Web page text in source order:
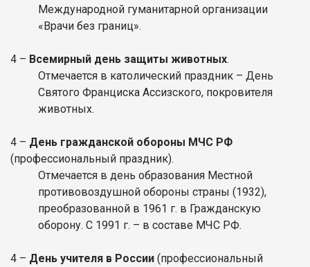
Международной гуманитарной организации
«Врачи без границ».
4 – Всемирный день защиты животных.
Отмечается в католический праздник – День
Святого Франциска Ассизского, покровителя
животных.
4 – День гражданской обороны МЧС РФ
(профессиональный праздник).
Отмечается в день образования Местной
противовоздушной обороны страны (1932),
преобразованной в 1961 г. в Гражданскую
оборону. С 1991 г. – в составе МЧС РФ.
4 – День учителя в России (профессиональный